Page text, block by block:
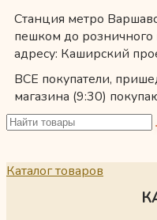
Станция метро
пешком до розничного
адресу: Каширский
ВСЕ покупатели,
магазина (9:30)
Каталог товаров